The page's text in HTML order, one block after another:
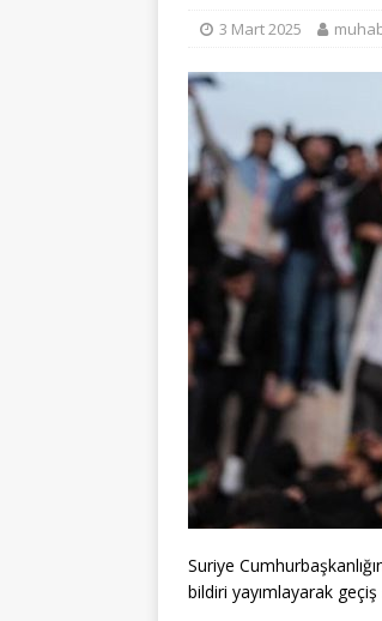
3 Mart 2025
Suriye
bildiri yayımlayarak